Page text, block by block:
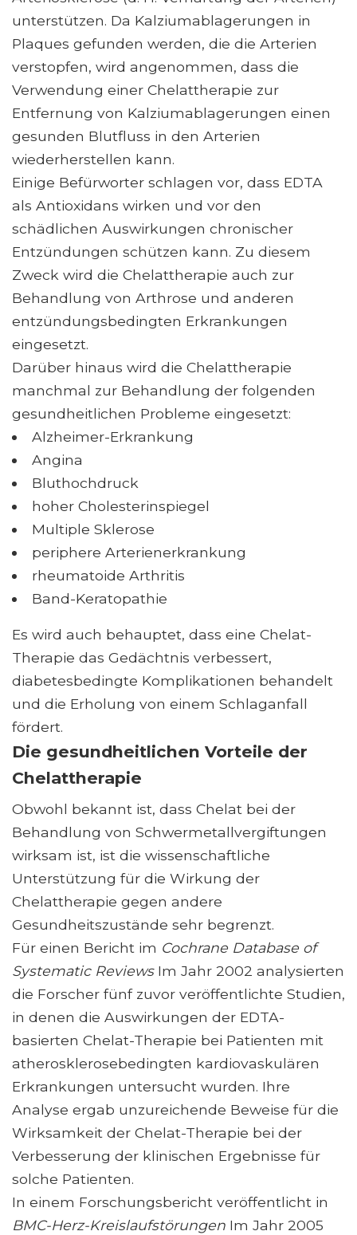
unterstützen. Da Kalziumablagerungen in
Plaques gefunden werden, die die Arterien
verstopfen, wird angenommen, dass die
Verwendung einer Chelattherapie zur
Entfernung von Kalziumablagerungen einen
gesunden Blutfluss in den Arterien
wiederherstellen kann.
Einige Befürworter schlagen vor, dass EDTA
als Antioxidans wirken und vor den
schädlichen Auswirkungen chronischer
Entzündungen schützen kann. Zu diesem
Zweck wird die Chelattherapie auch zur
Behandlung von Arthrose und anderen
entzündungsbedingten Erkrankungen
eingesetzt.
Darüber hinaus wird die Chelattherapie
manchmal zur Behandlung der folgenden
gesundheitlichen Probleme eingesetzt:
Alzheimer-Erkrankung
Angina
Bluthochdruck
hoher Cholesterinspiegel
Multiple Sklerose
periphere Arterienerkrankung
rheumatoide Arthritis
Band-Keratopathie
Es wird auch behauptet, dass eine Chelat-
Therapie das Gedächtnis verbessert,
diabetesbedingte Komplikationen behandelt
und die Erholung von einem Schlaganfall
fördert.
Die gesundheitlichen Vorteile der
Chelattherapie
Obwohl bekannt ist, dass Chelat bei der
Behandlung von Schwermetallvergiftungen
wirksam ist, ist die wissenschaftliche
Unterstützung für die Wirkung der
Chelattherapie gegen andere
Gesundheitszustände sehr begrenzt.
Für einen Bericht im Cochrane Database of
Systematic ReviewsIm Jahr 2002 analysierten
die Forscher fünf zuvor veröffentlichte Studien,
in denen die Auswirkungen der EDTA-
basierten Chelat-Therapie bei Patienten mit
atherosklerosebedingten kardiovaskulären
Erkrankungen untersucht wurden. Ihre
Analyse ergab unzureichende Beweise für die
Wirksamkeit der Chelat-Therapie bei der
Verbesserung der klinischen Ergebnisse für
solche Patienten.
In einem Forschungsbericht veröffentlicht in
BMC-Herz-Kreislaufstörungen Im Jahr 2005